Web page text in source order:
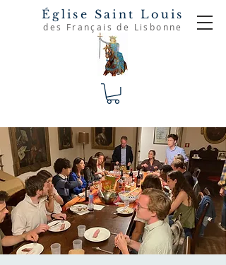
Église Saint Louis
des Français de Lisbonne